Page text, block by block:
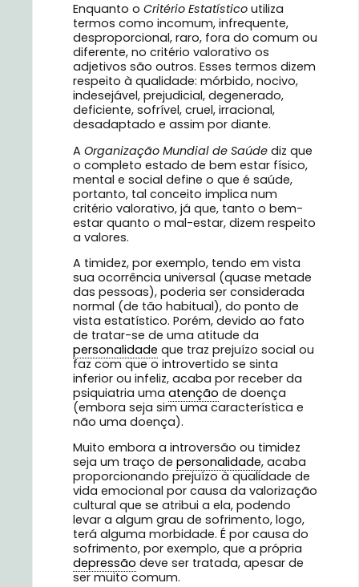
Enquanto o Critério Estatístico utiliza
termos como incomum, infrequente,
desproporcional, raro, fora do comum ou
diferente, no critério valorativo os
adjetivos são outros. Esses termos dizem
respeito à qualidade: mórbido, nocivo,
indesejável, prejudicial, degenerado,
deficiente, sofrível, cruel, irracional,
desadaptado e assim por diante.
A Organização Mundial de Saúde diz que
o completo estado de bem estar físico,
mental e social define o que é saúde,
portanto, tal conceito implica num
critério valorativo, já que, tanto o bem-
estar quanto o mal-estar, dizem respeito
a valores.
A timidez, por exemplo, tendo em vista
sua ocorrência universal (quase metade
das pessoas), poderia ser considerada
normal (de tão habitual), do ponto de
vista estatístico. Porém, devido ao fato
de tratar-se de uma atitude da
personalidade que traz prejuízo social ou
faz com que o introvertido se sinta
inferior ou infeliz, acaba por receber da
psiquiatria uma atenção de doença
(embora seja sim uma característica e
não uma doença).
Muito embora a introversão ou timidez
seja um traço de personalidade, acaba
proporcionando prejuízo à qualidade de
vida emocional por causa da valorização
cultural que se atribui a ela, podendo
levar a algum grau de sofrimento, logo,
terá alguma morbidade. É por causa do
sofrimento, por exemplo, que a própria
depressão deve ser tratada, apesar de
ser muito comum.